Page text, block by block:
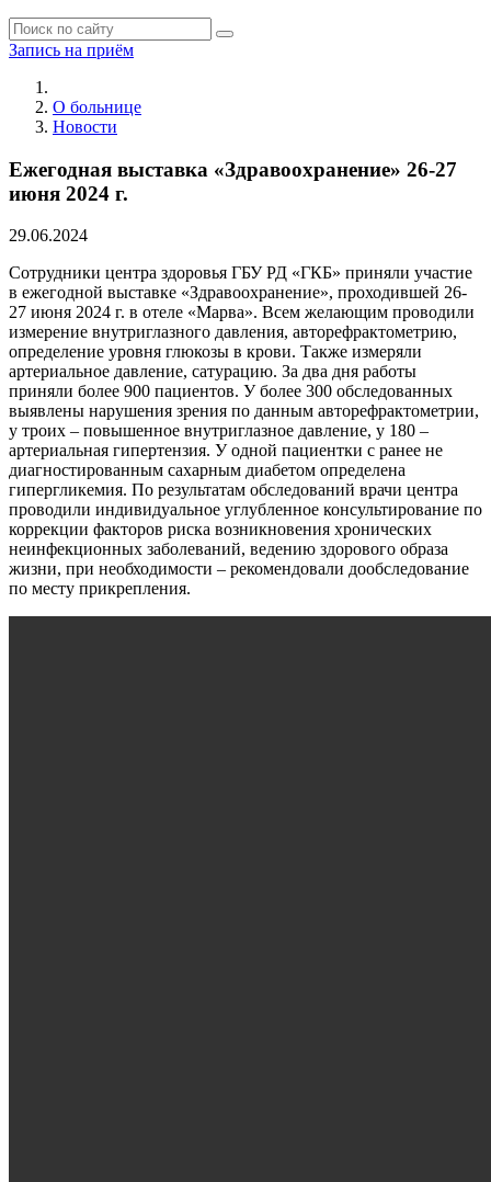
Запись на приём
О больнице
Новости
Ежегодная выставка «Здравоохранение» 26-27
июня 2024 г.
29.06.2024
Сотрудники центра здоровья ГБУ РД «ГКБ» приняли участие
в ежегодной выставке «Здравоохранение», проходившей 26-
27 июня 2024 г. в отеле «Марва». Всем желающим проводили
измерение внутриглазного давления, авторефрактометрию,
определение уровня глюкозы в крови. Также измеряли
артериальное давление, сатурацию. За два дня работы
приняли более 900 пациентов. У более 300 обследованных
выявлены нарушения зрения по данным авторефрактометрии,
у троих – повышенное внутриглазное давление, у 180 –
артериальная гипертензия. У одной пациентки с ранее не
диагностированным сахарным диабетом определена
гипергликемия. По результатам обследований врачи центра
проводили индивидуальное углубленное консультирование по
коррекции факторов риска возникновения хронических
неинфекционных заболеваний, ведению здорового образа
жизни, при необходимости – рекомендовали дообследование
по месту прикрепления.